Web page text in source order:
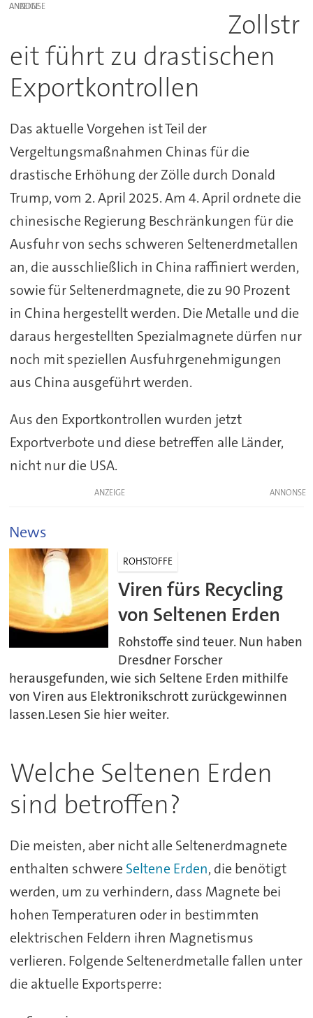
ANZEIGE
Zollstr
eit führt zu drastischen
Exportkontrollen
Das aktuelle Vorgehen ist Teil der
Vergeltungsmaßnahmen Chinas für die
drastische Erhöhung der Zölle durch Donald
Trump, vom 2. April 2025. Am 4. April ordnete die
chinesische Regierung Beschränkungen für die
Ausfuhr von sechs schweren Seltenerdmetallen
an, die ausschließlich in China raffiniert werden,
sowie für Seltenerdmagnete, die zu 90 Prozent
in China hergestellt werden. Die Metalle und die
daraus hergestellten Spezialmagnete dürfen nur
noch mit speziellen Ausfuhrgenehmigungen
aus China ausgeführt werden.
Aus den Exportkontrollen wurden jetzt
Exportverbote und diese betreffen alle Länder,
nicht nur die USA.
ANZEIGE
News
ROHSTOFFE
Viren fürs Recycling
von Seltenen Erden
Rohstoffe sind teuer. Nun haben
Dresdner Forscher
herausgefunden, wie sich Seltene Erden mithilfe
von Viren aus Elektronikschrott zurückgewinnen
lassen.Lesen Sie hier weiter.
Welche Seltenen Erden
sind betroffen?
Die meisten, aber nicht alle Seltenerdmagnete
enthalten schwere Seltene Erden, die benötigt
werden, um zu verhindern, dass Magnete bei
hohen Temperaturen oder in bestimmten
elektrischen Feldern ihren Magnetismus
verlieren. Folgende Seltenerdmetalle fallen unter
die aktuelle Exportsperre: